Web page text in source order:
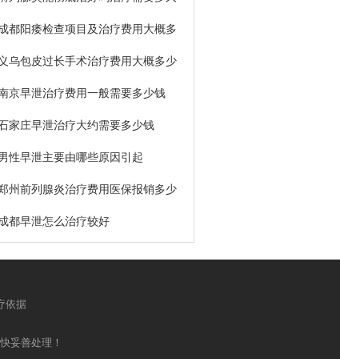
都阳痿检查项目及治疗费用大概多
义乌包皮过长手术治疗费用大概多少
京早泄治疗费用一般需要多少钱
家庄早泄治疗大约需要多少钱
性早泄主要由哪些原因引起
州前列腺炎治疗费用医保报销多少
都早泄怎么治疗较好
依据
妥善处理！